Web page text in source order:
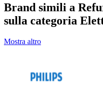
Brand simili a
sulla categoria
Mostra altro